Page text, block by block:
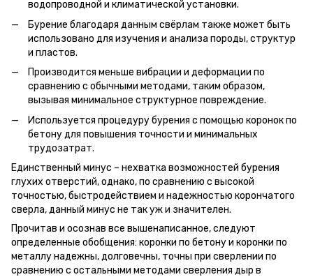
водопроводной и климатической установки.
Бурение благодаря данным свёрлам также может быть
использовано для изучения и анализа породы, структур
и пластов.
Производится меньше вибрации и деформации по
сравнению с обычными методами, таким образом,
вызывая минимальное структурное повреждение.
Используется процедуру бурения с помощью коронок по
бетону для повышения точности и минимальных
трудозатрат.
Единственный минус – нехватка возможностей бурения
глухих отверстий, однако, по сравнению с высокой
точностью, быстродействием и надежностью корончатого
сверла, данный минус не так уж и значителен.
Прочитав и осознав все вышенаписанное, следуют
определенные обобщения: коронки по бетону и коронки по
металлу надежны, долговечны, точны при сверлении по
сравнению с остальными методами сверления дыр в